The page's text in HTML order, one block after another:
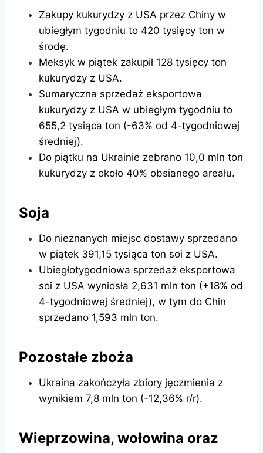
Zakupy kukurydzy z USA przez Chiny w
ubiegłym tygodniu to 420 tysięcy ton w
środę.
Meksyk w piątek zakupił 128 tysięcy ton
kukurydzy z USA.
Sumaryczna sprzedaż eksportowa
kukurydzy z USA w ubiegłym tygodniu to
655,2 tysiąca ton (-63% od 4-tygodniowej
średniej).
Do piątku na Ukrainie zebrano 10,0 mln ton
kukurydzy z około 40% obsianego areału.
Soja
Do nieznanych miejsc dostawy sprzedano
w piątek 391,15 tysiąca ton soi z USA.
Ubiegłotygodniowa sprzedaż eksportowa
soi z USA wyniosła 2,631 mln ton (+18% od
4-tygodniowej średniej), w tym do Chin
sprzedano 1,593 mln ton.
Pozostałe zboża
Ukraina zakończyła zbiory jęczmienia z
wynikiem 7,8 mln ton (-12,36% r/r).
Wieprzowina, wołowina oraz